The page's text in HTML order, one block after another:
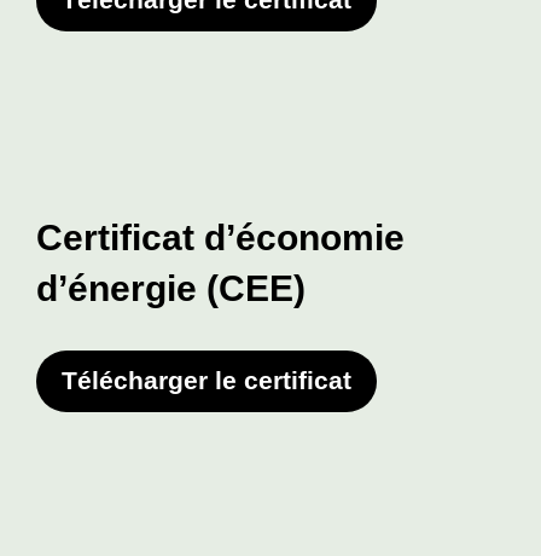
Certificat d’économie
d’énergie (CEE)
Télécharger le certificat